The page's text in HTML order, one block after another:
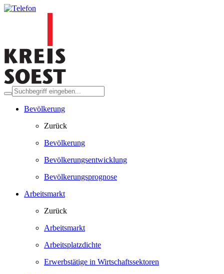
Bevölkerung
Zurück
Bevölkerung
Bevölkerungsentwicklung
Bevölkerungsprognose
Arbeitsmarkt
Zurück
Arbeitsmarkt
Arbeitsplatzdichte
Erwerbstätige in Wirtschaftssektoren